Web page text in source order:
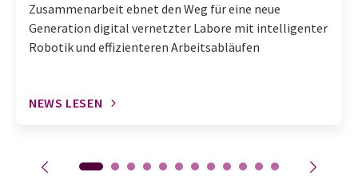
Zusammenarbeit ebnet den Weg für eine neue
Generation digital vernetzter Labore mit intelligenter
Robotik und effizienteren Arbeitsabläufen
NEWS LESEN